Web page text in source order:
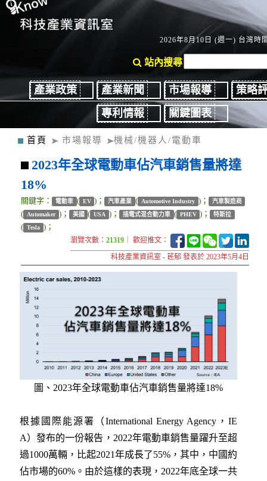
2026年8月10日 (週一) 台灣時
站內搜尋
產業政策 產業新聞 市場報導
策略
專利情報
關鍵圖表
首頁 市場報導 機械/機器人/電動車
2023年全球電動車佔汽車銷售量將達
18%
關鍵字： 電動車 ( EV )； 汽車產業 ( Automotive Industry )； 汽車製造商
( Automaker )； 美國 ( USA )； 插電式混合動力車 ( PHEV )； 特斯拉
( Tesla )；
瀏覽次數：21319 ｜ 歡迎推文：
科技產業資訊室 - 茋郁 發表於 2023年5月4日
圖、2023年全球電動車佔汽車銷售量將達18%
根據國際能源署（International Energy Agency，IE
A）發布的一份報告，2022年電動車銷售量躍升至超
過1000萬輛，比起2021年成長了55%，其中，中國約
佔市場的60%。由於這樣的表現，2022年底全球一共